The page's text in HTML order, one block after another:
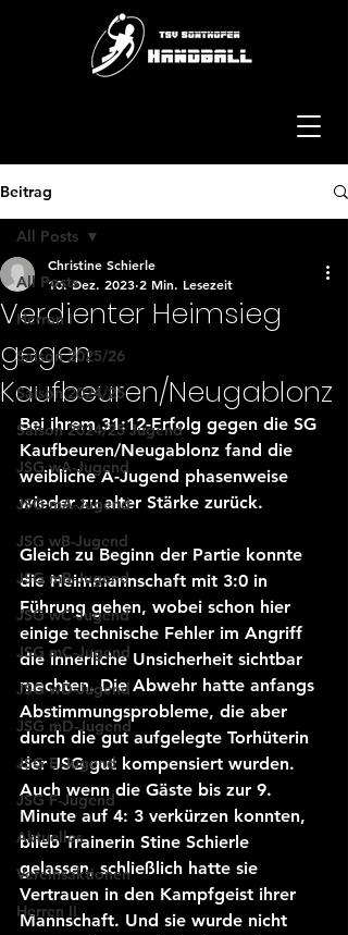
Beitrag
All Posts
Herren I
Saison 2025/26
Saison 2024/25
Saison 2024/25 Jugend
JSG wA-Jugend
JSG mA-Jugend
JSG wB-Jugend
JSG mB-Jugend
JSG wC-Jugend
JSG mC-Jugend
JSG wD-Jugend
JSG mD-Jugend
JSG E-Jugend
JSG F-Jugend
Aktuelles
Vereinsaktionen
Herren II
All Posts
Verdienter Heimsieg
gegen
Kaufbeuren/Neugablonz
Christine Schierle
10. Dez. 2023 2 Min. Lesezeit
Bei ihrem 31:12-Erfolg gegen die SG
Kaufbeuren/Neugablonz fand die
weibliche A-Jugend phasenweise
wieder zu alter Stärke zurück.
Gleich zu Beginn der Partie konnte
die Heimmannschaft mit 3:0 in
Führung gehen, wobei schon hier
einige technische Fehler im Angriff
die innerliche Unsicherheit sichtbar
machten. Die Abwehr hatte anfangs
Abstimmungsprobleme, die aber
durch die gut aufgelegte Torhüterin
der JSG gut kompensiert wurden.
Auch wenn die Gäste bis zur 9.
Minute auf 4: 3 verkürzen konnten,
blieb Trainerin Stine Schierle
gelassen, schließlich hatte sie
Vertrauen in den Kampfgeist ihrer
Mannschaft. Und sie wurde nicht